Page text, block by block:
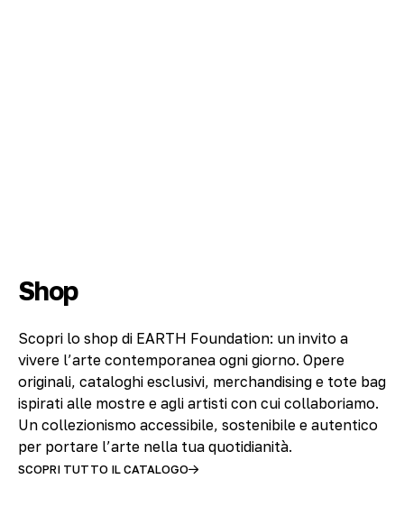
Shop
Scopri lo shop di EARTH Foundation: un invito a
vivere l’arte contemporanea ogni giorno. Opere
originali, cataloghi esclusivi, merchandising e tote bag
ispirati alle mostre e agli artisti con cui collaboriamo.
Un collezionismo accessibile, sostenibile e autentico
per portare l’arte nella tua quotidianità.
SCOPRI TUTTO IL CATALOGO